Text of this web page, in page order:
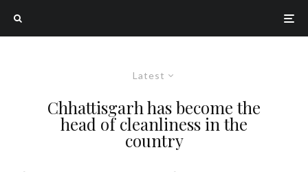
Latest
Chhattisgarh has become the
head of cleanliness in the
country